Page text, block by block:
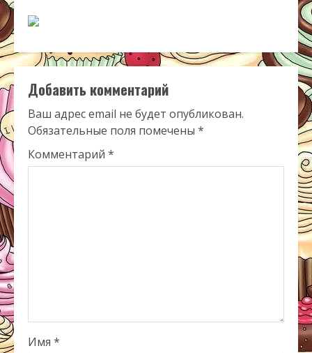
Добавить комментарий
Ваш адрес email не будет опубликован.
Обязательные поля помечены *
Комментарий *
Имя *